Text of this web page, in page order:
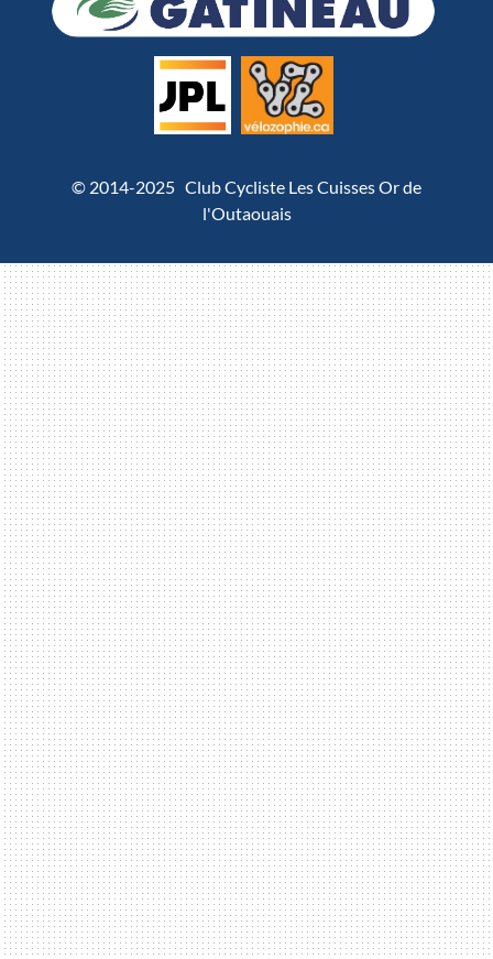
© 2014-2025 Club Cycliste Les Cuisses Or de
l'Outaouais